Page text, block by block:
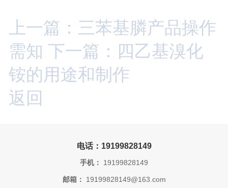
上一篇：三苯基膦产品操作
需知 下一篇：四乙基溴化
铵的用途和制作
返回
电话：19199828149
手机： 19199828149
邮箱： 19199828149@163.com